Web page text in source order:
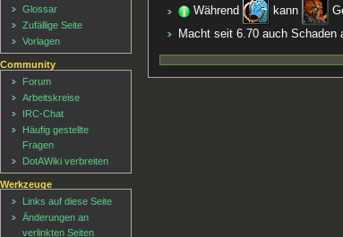
Während
kann
Macht seit 6.70 auch Schaden
Glossar
Zufällige Seite
Vorlagen
Community
Forum
Arbeitskreise
IRC-Chat
Häufig gestellte
Fragen
DotAWiki verbreiten
Werkzeuge
Links auf diese Seite
Änderungen an
verlinkten Seiten